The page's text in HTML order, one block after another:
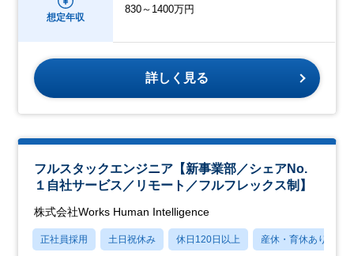
想定年収
830～1400万円
詳しく見る
フルスタックエンジニア【新事業部／シェアNo.
１自社サービス／リモート／フルフレックス制】
株式会社Works Human Intelligence
正社員採用 土日祝休み 休日120日以上 産休・育休あり